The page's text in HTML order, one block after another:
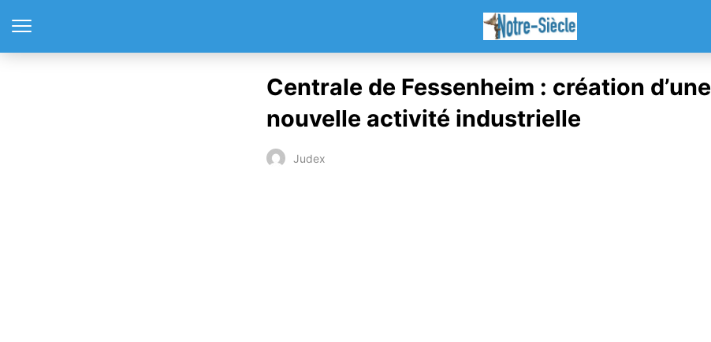
Centrale de Fessenheim : création d’une
nouvelle activité industrielle
Judex